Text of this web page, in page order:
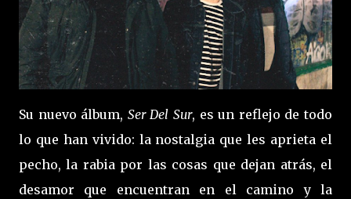
Su nuevo álbum, Ser Del Sur, es un reflejo de todo
lo que han vivido: la nostalgia que les aprieta el
pecho, la rabia por las cosas que dejan atrás, el
desamor que encuentran en el camino y la